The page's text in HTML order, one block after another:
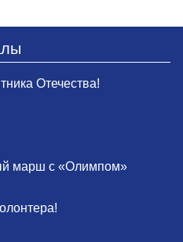
Отечества!
марш с «Олимпом»